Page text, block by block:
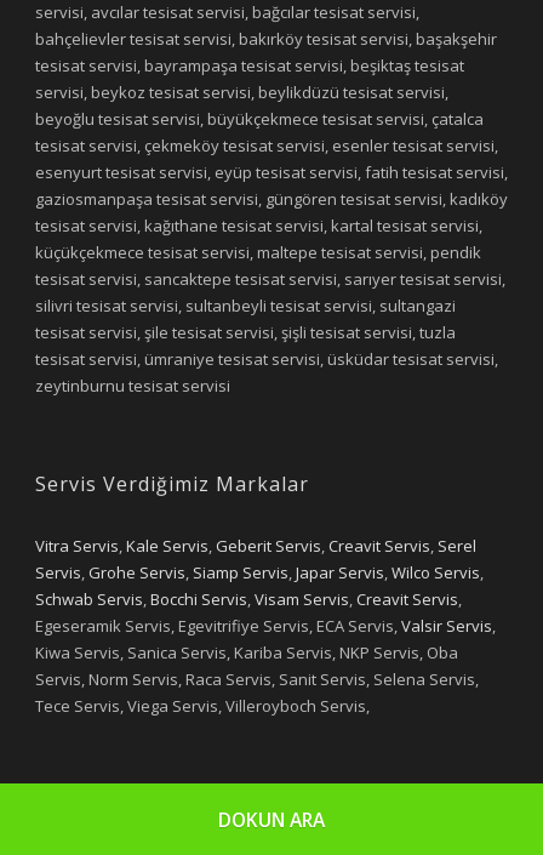
servisi, avcılar tesisat servisi, bağcılar tesisat servisi,
bahçelievler tesisat servisi, bakırköy tesisat servisi, başakşehir
tesisat servisi, bayrampaşa tesisat servisi, beşiktaş tesisat
servisi, beykoz tesisat servisi, beylikdüzü tesisat servisi,
beyoğlu tesisat servisi, büyükçekmece tesisat servisi, çatalca
tesisat servisi, çekmeköy tesisat servisi, esenler tesisat servisi,
esenyurt tesisat servisi, eyüp tesisat servisi, fatih tesisat servisi,
gaziosmanpaşa tesisat servisi, güngören tesisat servisi, kadıköy
tesisat servisi, kağıthane tesisat servisi, kartal tesisat servisi,
küçükçekmece tesisat servisi, maltepe tesisat servisi, pendik
tesisat servisi, sancaktepe tesisat servisi, sarıyer tesisat servisi,
silivri tesisat servisi, sultanbeyli tesisat servisi, sultangazi
tesisat servisi, şile tesisat servisi, şişli tesisat servisi, tuzla
tesisat servisi, ümraniye tesisat servisi, üsküdar tesisat servisi,
zeytinburnu tesisat servisi
Servis Verdiğimiz Markalar
Vitra Servis,Kale Servis, Geberit Servis,Creavit Servis, Serel
Servis, Grohe Servis, Siamp Servis,Japar Servis,Wilco Servis,
Schwab Servis,Bocchi Servis,Visam Servis,Creavit Servis,
Egeseramik Servis, Egevitrifiye Servis, ECA Servis,Valsir Servis,
Kiwa Servis, Sanica Servis, Kariba Servis, NKP Servis, Oba
Servis, Norm Servis, Raca Servis, Sanit Servis, Selena Servis,
Tece Servis, Viega Servis, Villeroyboch Servis,
Copyright 2019 - Yıldızlar TesisatDOKUN ARA